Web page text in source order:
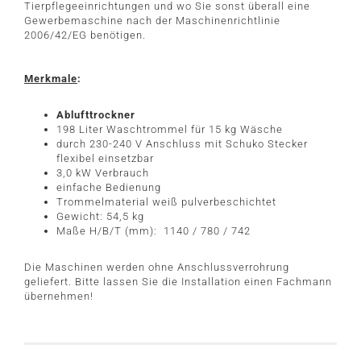
Tierpflegeeinrichtungen und wo Sie sonst überall eine
Gewerbemaschine nach der Maschinenrichtlinie
2006/42/EG benötigen.
Merkmale:
Ablufttrockner
198 Liter Waschtrommel für 15 kg Wäsche
durch 230-240 V Anschluss mit Schuko Stecker
flexibel einsetzbar
3,0 kW Verbrauch
einfache Bedienung
Trommelmaterial weiß pulverbeschichtet
Gewicht: 54,5 kg
Maße H/B/T (mm): 1140 / 780 / 742
Die Maschinen werden ohne Anschlussverrohrung
geliefert. Bitte lassen Sie die Installation einen Fachmann
übernehmen!